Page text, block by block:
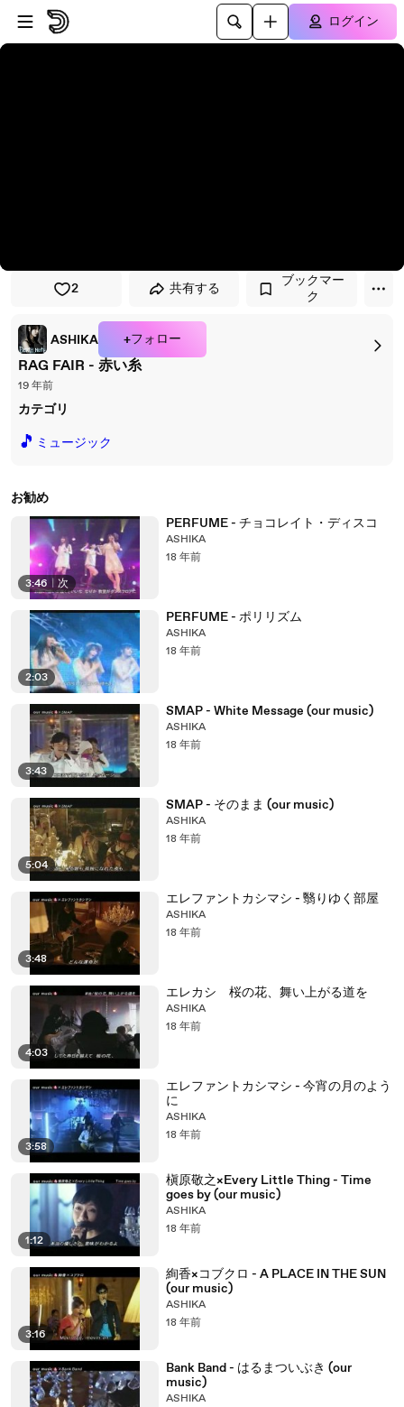
プレイヤーにスキップ
メインコンテンツにスキップ
ログイン
2 共有する
ブックマー
ク
ASHIKA +フォロー
RAG FAIR - 赤い糸
19 年前
カテゴリ
🎵 ミュージック
お勧め
3:46 次
PERFUME - チョコレイト・ディスコ
ASHIKA
18 年前
2:03
PERFUME - ポリリズム
ASHIKA
18 年前
3:43
SMAP - White Message (our music)
ASHIKA
18 年前
5:04
SMAP - そのまま (our music)
ASHIKA
18 年前
3:48
エレファントカシマシ - 翳りゆく部屋
ASHIKA
18 年前
4:03
エレカシ 桜の花、舞い上がる道を
ASHIKA
18 年前
3:58
エレファントカシマシ - 今宵の月のよう
に
ASHIKA
18 年前
1:12
槇原敬之×Every Little Thing - Time
goes by (our music)
ASHIKA
18 年前
3:16
絢香×コブクロ - A PLACE IN THE SUN
(our music)
ASHIKA
18 年前
Bank Band - はるまついぶき (our
music)
ASHIKA